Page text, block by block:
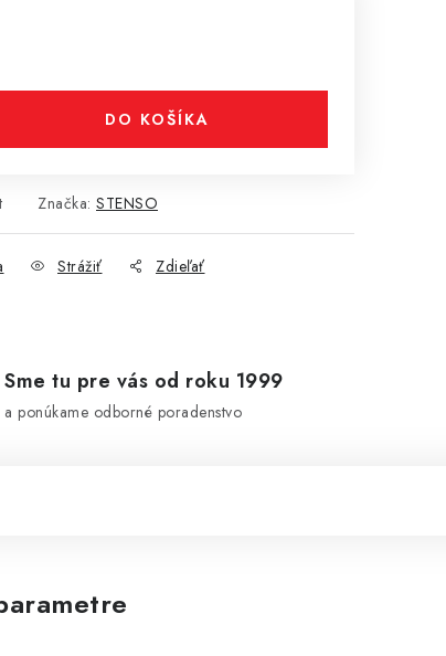
DO KOŠÍKA
Značka: STENSO
Strážiť Zdieľať
Sme tu pre vás od roku 1999
a ponúkame odborné poradenstvo